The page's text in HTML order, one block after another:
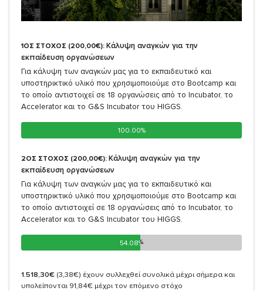
1ΟΣ ΣΤΟΧΟΣ (200,00€): Κάλυψη αναγκών για την
εκπαίδευση οργανώσεων
Για κάλυψη των αναγκών μας για το εκπαιδευτικό και
υποστηρικτικό υλικό που χρησιμοποιούμε στο Bootcamp και
το οποίο αντιστοιχεί σε 18 οργανώσεις από το Incubator, το
Accelerator και το G&S Incubator του HIGGS.
100.00%
100.00%
2ΟΣ ΣΤΟΧΟΣ (200,00€): Κάλυψη αναγκών για την
εκπαίδευση οργανώσεων
Για κάλυψη των αναγκών μας για το εκπαιδευτικό και
υποστηρικτικό υλικό που χρησιμοποιούμε στο Bootcamp και
το οποίο αντιστοιχεί σε 18 οργανώσεις από το Incubator, το
Accelerator και το G&S Incubator του HIGGS.
54.08%
54.08%
1.518,30€ (3,38€) έχουν συλλεχθεί συνολικά μέχρι σήμερα και
υπολείπονται 91,84€ μέχρι τον επόμενο στόχο